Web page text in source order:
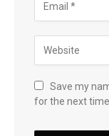
Save my
for the next